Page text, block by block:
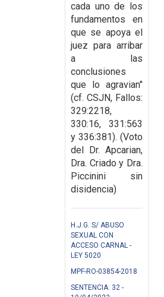
cada uno de los
fundamentos en
que se apoya el
juez para arribar
a las
conclusiones
que lo agravian"
(cf. CSJN, Fallos:
329:2218,
330:16, 331:563
y 336:381). (Voto
del Dr. Apcarian,
Dra. Criado y Dra.
Piccinini sin
disidencia)
H.J.G. S/ ABUSO
SEXUAL CON
ACCESO CARNAL -
LEY 5020
MPF-RO-03854-2018
SENTENCIA: 32 -